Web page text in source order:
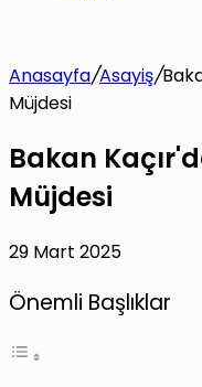
Anasayfa/Asayiş/
Müjdesi
Bakan
Müjdesi
29 Mart 2025
Önemli Başlıklar